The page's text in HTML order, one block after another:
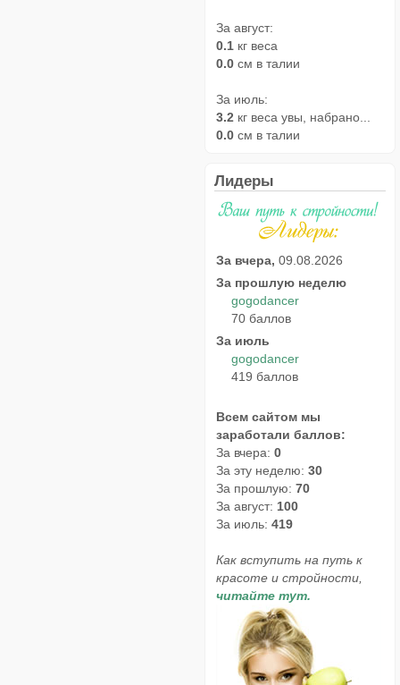
За август:
0.1 кг веса
0.0 см в талии
За июль:
3.2 кг веса увы, набрано...
0.0 см в талии
Лидеры
За вчера, 09.08.2026
За прошлую неделю
gogodancer
70 баллов
За июль
gogodancer
419 баллов
Всем сайтом мы
заработали баллов:
За вчера: 0
За эту неделю: 30
За прошлую: 70
За август: 100
За июль: 419
Как вступить на путь к
красоте и стройности,
читайте тут.